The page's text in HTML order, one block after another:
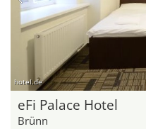
hotel.de
eFi Palace Hotel
Brünn